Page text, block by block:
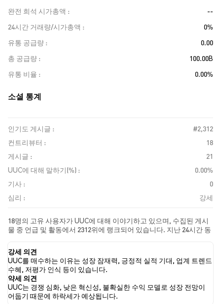
완전 희석 시가총액
--
24시간 거래량/시가총액
0%
유통 공급량
0.00
총 공급량
100.00B
유통 비율
0.00%
소셜 통계
인기도 게시글 :
#2,312
컨트리뷰터 :
18
게시글 :
21
UUC에 대해 말하기(%) :
0.00%
기사 :
0
심리 :
강세
18명의 고유 사용자가 UUC에 대해 이야기하고 있으며, 수집된 게시
물 중 언급 및 활동에서 2312위에 랭크되어 있습니다. 지난 24시간 동
으로, UUC에 대한 뉴스 기사 0건이 게시되었습니다. 트위터에서는
0.00%의 트윗이 강세 감정을, 12.50%의 트윗이 약세 감정을 보였습
니다. 87.50%의 트윗은 UUC에 대해 중립적인 감정을 나타냈습니다.
이 감정 분석은 8개의 트윗을 기반으로 합니다.
강세 의견
UUC를 매수하는 이유는 성장 잠재력, 긍정적 실적 기대, 업계 트렌드
수혜, 저평가 인식 등이 있습니다.
약세 의견
UUC는 경쟁 심화, 낮은 혁신성, 불확실한 수익 모델로 성장 전망이
어둡기 때문에 하락세가 예상됩니다.